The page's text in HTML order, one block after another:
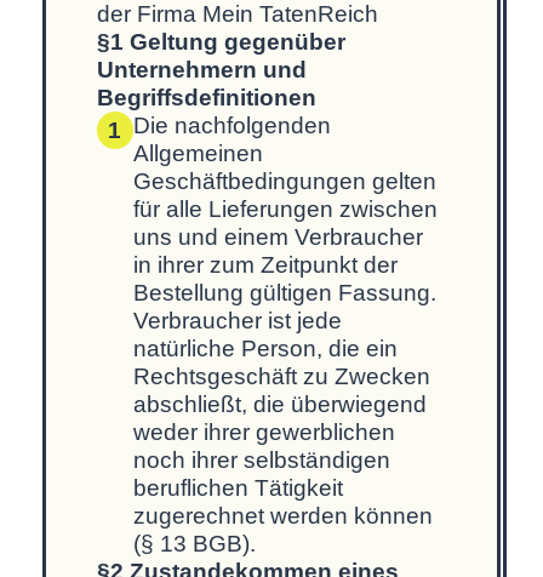
der Firma Mein TatenReich
§1 Geltung gegenüber
Unternehmern und
Begriffsdefinitionen
1 Die nachfolgenden
Allgemeinen
Geschäftbedingungen gelten
für alle Lieferungen zwischen
uns und einem Verbraucher
in ihrer zum Zeitpunkt der
Bestellung gültigen Fassung.
Verbraucher ist jede
natürliche Person, die ein
Rechtsgeschäft zu Zwecken
abschließt, die überwiegend
weder ihrer gewerblichen
noch ihrer selbständigen
beruflichen Tätigkeit
zugerechnet werden können
(§ 13 BGB).
§2 Zustandekommen eines